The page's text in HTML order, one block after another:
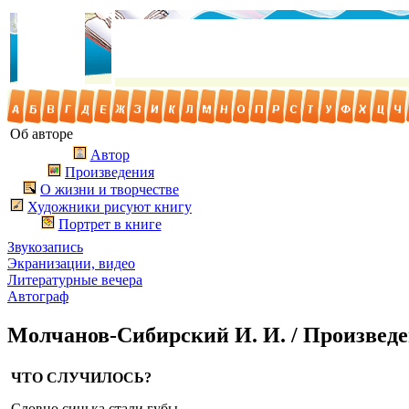
Об авторе
Автор
Произведения
О жизни и творчестве
Художники рисуют книгу
Портрет в книге
Звукозапись
Экранизации, видео
Литературные вечера
Автограф
Молчанов-Сибирский И. И. /
ЧТО СЛУЧИЛОСЬ?